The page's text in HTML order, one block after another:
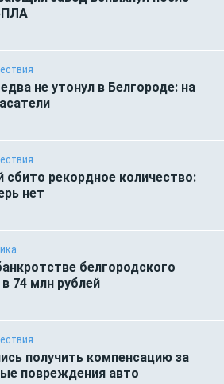
не утонул в Белгороде: на
сбито рекордное количество:
нет
белгородского
74 млн рублей
получить компенсацию за
повреждения авто